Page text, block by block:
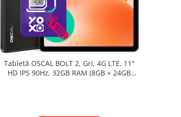
Tabletă OSCAL BOLT 2, Gri, 4G LTE, 11"
HD IPS 90Hz, 32GB RAM (8GB + 24GB